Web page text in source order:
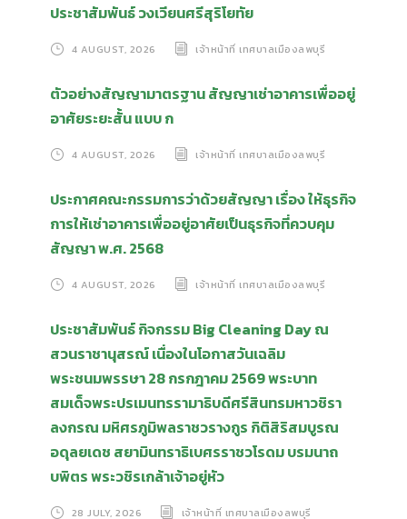
ประชาสัมพันธ์ วงเวียนศรีสุริโยทัย
4 AUGUST, 2026 เจ้าหน้าที่ เทศบาลเมืองลพบุรี
ตัวอย่างสัญญามาตรฐาน สัญญาเช่าอาคารเพื่ออยู่
อาศัยระยะสั้น แบบ ก
4 AUGUST, 2026 เจ้าหน้าที่ เทศบาลเมืองลพบุรี
ประกาศคณะกรรมการว่าด้วยสัญญา เรื่อง ให้ธุรกิจ
การให้เช่าอาคารเพื่ออยู่อาศัยเป็นธุรกิจที่ควบคุม
สัญญา พ.ศ. 2568
4 AUGUST, 2026 เจ้าหน้าที่ เทศบาลเมืองลพบุรี
ประชาสัมพันธ์ กิจกรรม Big Cleaning Day ณ
สวนราชานุสรณ์ เนื่องในโอกาสวันเฉลิม
พระชนมพรรษา 28 กรกฎาคม 2569 พระบาท
สมเด็จพระปรเมนทรรามาธิบดีศรีสินทรมหาวชิรา
ลงกรณ มหิศรภูมิพลราชวรางกูร กิติสิริสมบูรณ
อดุลยเดช สยามินทราธิเบศรราชวโรดม บรมนาถ
บพิตร พระวชิรเกล้าเจ้าอยู่หัว
28 JULY, 2026 เจ้าหน้าที่ เทศบาลเมืองลพบุรี